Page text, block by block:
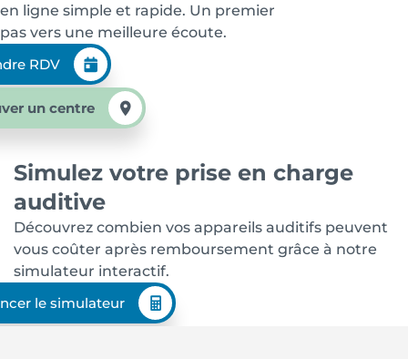
en ligne simple et rapide. Un premier
pas vers une meilleure écoute.
RDV
un centre
Simulez votre prise en charge
auditive
Découvrez combien vos appareils auditifs peuvent
vous coûter après remboursement grâce à notre
simulateur interactif.
le simulateur